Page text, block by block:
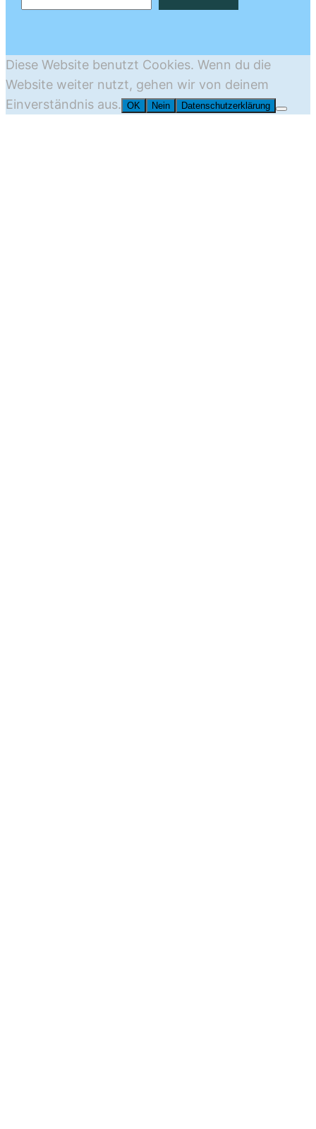
Diese Website benutzt Cookies. Wenn du die
Website weiter nutzt, gehen wir von deinem
Einverständnis aus. OK Nein Datenschutzerklärung